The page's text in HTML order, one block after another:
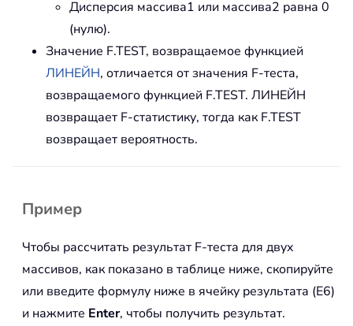
Дисперсия массива1 или массива2 равна 0
(нулю).
Значение F.TEST, возвращаемое функцией
ЛИНЕЙН, отличается от значения F-теста,
возвращаемого функцией F.TEST. ЛИНЕЙН
возвращает F-статистику, тогда как F.TEST
возвращает вероятность.
Пример
Чтобы рассчитать результат F-теста для двух
массивов, как показано в таблице ниже, скопируйте
или введите формулу ниже в ячейку результата (E6)
и нажмите Enter, чтобы получить результат.